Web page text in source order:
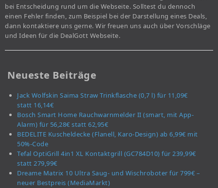
bei Entscheidung rund um die Webseite. Solltest du dennoch
einen Fehler finden, zum Beispiel bei der Darstellung eines Deals,
dann kontaktiere uns gerne. Wir freuen uns auch über Vorschläge
und Ideen für die DealGott Webseite.
Neueste Beiträge
Jack Wolfskin Saima Straw Trinkflasche (0,7 l) für 11,09€
statt 16,14€
Bosch Smart Home Rauchwarnmelder II (smart, mit App-
Alarm) für 56,28€ statt 62,95€
BEDELITE Kuscheldecke (Flanell, Karo-Design) ab 6,99€ mit
50%-Code
Tefal OptiGrill 4in1 XL Kontaktgrill (GC784D10) für 239,99€
statt 279,99€
Dreame Matrix 10 Ultra Saug- und Wischroboter für 799€ –
neuer Bestpreis (MediaMarkt)